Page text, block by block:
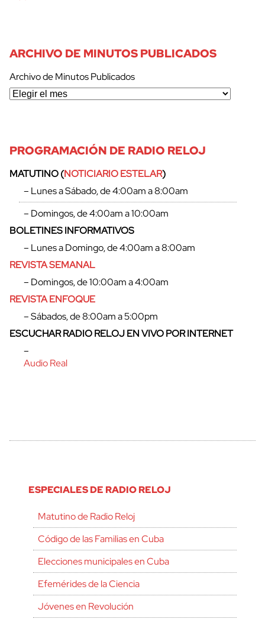
cerrar
ARCHIVO DE MINUTOS PUBLICADOS
Archivo de Minutos Publicados
PROGRAMACIÓN DE RADIO RELOJ
MATUTINO (NOTICIARIO ESTELAR)
– Lunes a Sábado, de 4:00am a 8:00am
– Domingos, de 4:00am a 10:00am
BOLETINES INFORMATIVOS
– Lunes a Domingo, de 4:00am a 8:00am
REVISTA SEMANAL
– Domingos, de 10:00am a 4:00am
REVISTA ENFOQUE
– Sábados, de 8:00am a 5:00pm
ESCUCHAR RADIO RELOJ EN VIVO POR INTERNET
–
Audio Real
ESPECIALES DE RADIO RELOJ
Matutino de Radio Reloj
Código de las Familias en Cuba
Elecciones municipales en Cuba
Efemérides de la Ciencia
Jóvenes en Revolución